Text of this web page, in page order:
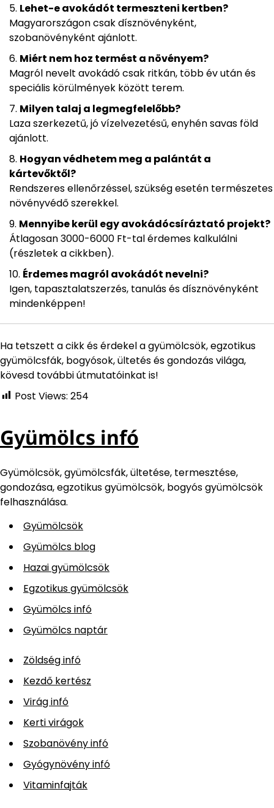
Lehet-e avokádót termeszteni kertben?
Magyarországon csak dísznövényként,
szobanövényként ajánlott.
Miért nem hoz termést a növényem?
Magról nevelt avokádó csak ritkán, több év után és
speciális körülmények között terem.
Milyen talaj a legmegfelelőbb?
Laza szerkezetű, jó vízelvezetésű, enyhén savas föld
ajánlott.
Hogyan védhetem meg a palántát a
kártevőktől?
Rendszeres ellenőrzéssel, szükség esetén természetes
növényvédő szerekkel.
Mennyibe kerül egy avokádócsíráztató projekt?
Átlagosan 3000-6000 Ft-tal érdemes kalkulálni
(részletek a cikkben).
Érdemes magról avokádót nevelni?
Igen, tapasztalatszerzés, tanulás és dísznövényként
mindenképpen!
Ha tetszett a cikk és érdekel a gyümölcsök, egzotikus
gyümölcsfák, bogyósok, ültetés és gondozás világa,
kövesd további útmutatóinkat is!
Post Views: 254
Gyümölcs infó
Gyümölcsök, gyümölcsfák, ültetése, termesztése,
gondozása, egzotikus gyümölcsök, bogyós gyümölcsök
felhasználása.
Gyümölcsök
Gyümölcs blog
Hazai gyümölcsök
Egzotikus gyümölcsök
Gyümölcs infó
Gyümölcs naptár
Zöldség infó
Kezdő kertész
Virág infó
Kerti virágok
Szobanövény infó
Gyógynövény infó
Vitaminfajták